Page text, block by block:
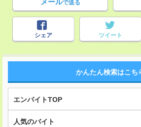
メールで送る
シェア ツイート
かんたん検索はこち
エンバイトTOP
人気のバイト